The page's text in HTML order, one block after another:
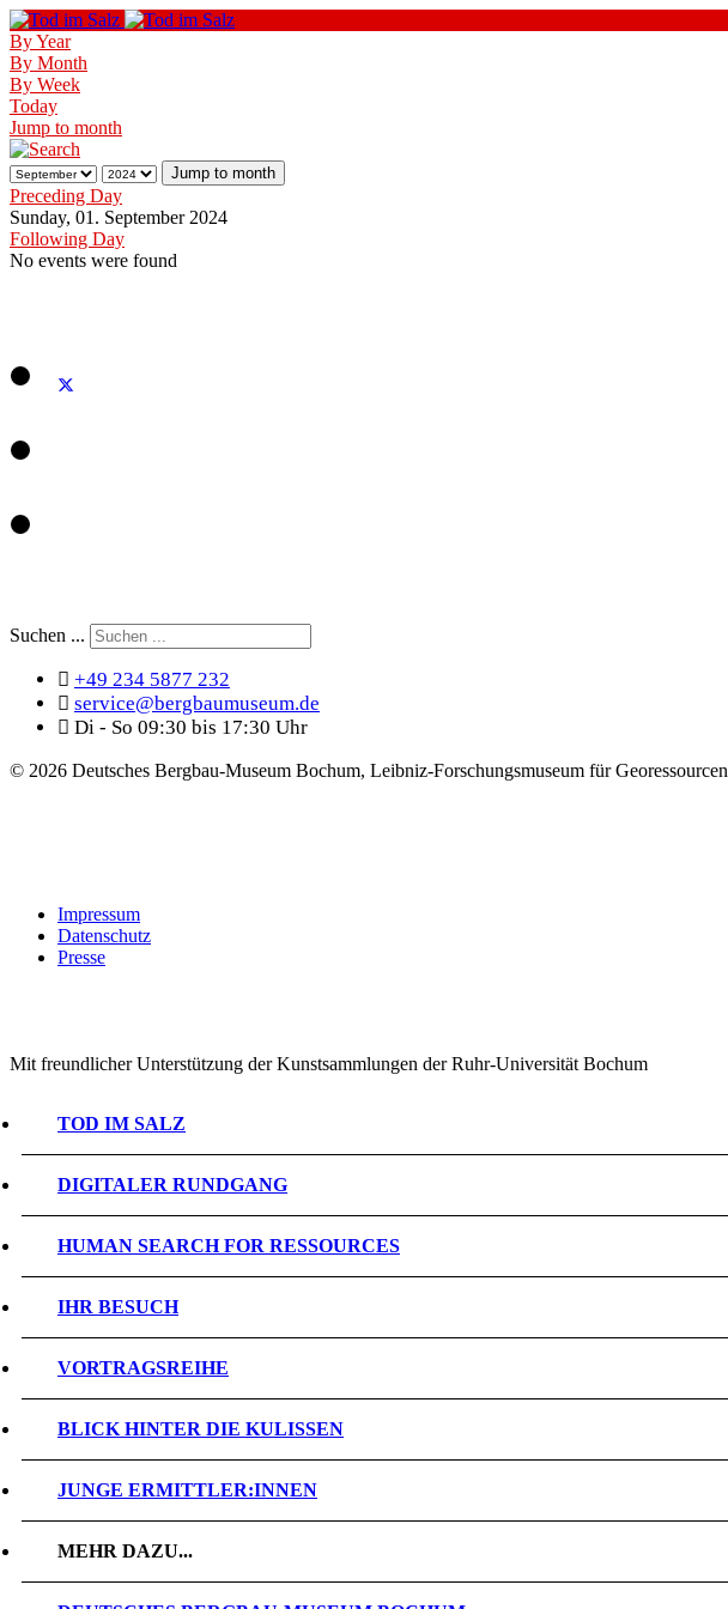
By Year
By Month
By Week
Today
Jump to month
Jump to month
Preceding Day
Sunday, 01. September 2024
Following Day
No events were found
Suchen ...
+49 234 5877 232
service@bergbaumuseum.de
Di - So 09:30 bis 17:30 Uhr
© 2026 Deutsches Bergbau-Museum Bochum, Leibniz-Forschungsmuseum für Georessourcen
Impressum
Datenschutz
Presse
Mit freundlicher Unterstützung der Kunstsammlungen der Ruhr-Universität Bochum
TOD IM SALZ
DIGITALER RUNDGANG
HUMAN SEARCH FOR RESSOURCES
IHR BESUCH
VORTRAGSREIHE
BLICK HINTER DIE KULISSEN
JUNGE ERMITTLER:INNEN
MEHR DAZU...